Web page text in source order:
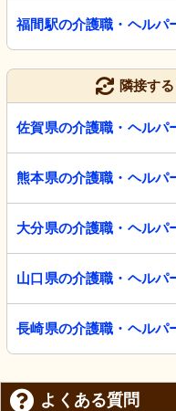
福間駅の介護職・ヘルパ
隣接す
佐賀県の介護職・ヘルパ
熊本県の介護職・ヘルパ
大分県の介護職・ヘルパ
山口県の介護職・ヘルパ
長崎県の介護職・ヘルパ
よくある質問